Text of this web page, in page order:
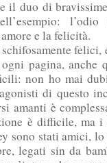
il duo di
e la felicità.
schifosamente
pagina, anche
non ho mai
di questo
amanti è
è difficile, ma i
sono stati amici,
legati sin da